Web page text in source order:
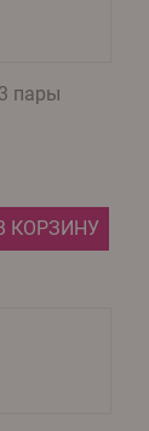
пары
КОРЗИНУ